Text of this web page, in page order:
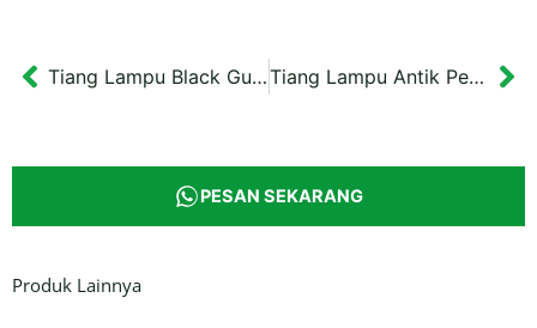
Prev Tiang Lampu Black Gunung Kidul Tiang Lampu Antik Perum Solo Cabang Tunggal
PESAN SEKARANG
Produk Lainnya